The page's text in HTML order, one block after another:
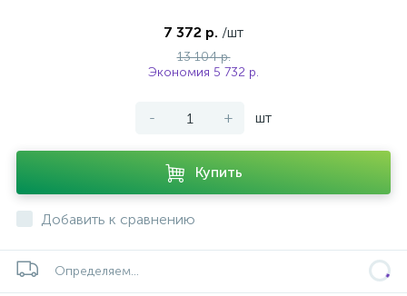
7 372 р. /шт
13 104 р.
Экономия 5 732 р.
- + шт
Купить
Добавить к сравнению
Определяем...